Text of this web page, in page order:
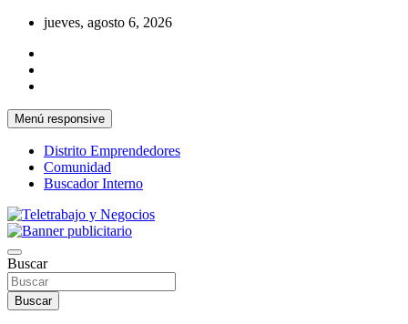
Saltar
contenido
jueves, agosto 6, 2026
Menú responsive
Distrito Emprendedores
Comunidad
Buscador Interno
Teletrabajo y Negocios
Buscar
Buscar